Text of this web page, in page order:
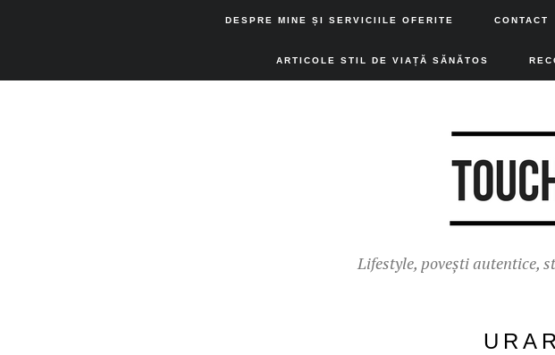
DESPRE MINE ȘI SERVICIILE OFERITE CONTACT
ARTICOLE STIL DE VIAȚĂ SĂNĂTOS
Lifestyle, povești autentice,